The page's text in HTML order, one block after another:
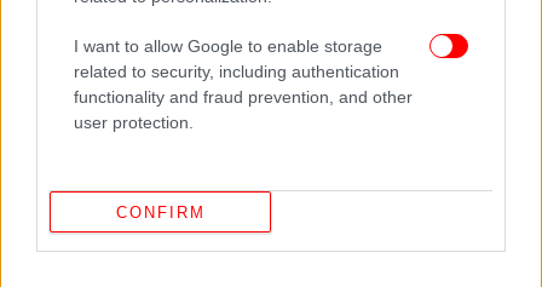
I want to allow Google to enable storage
related to security, including authentication
functionality and fraud prevention, and other
user protection.
CONFIRM
«Κοκτέιλ» από μελτέμια και ζέστη -Θα φτάσει
τους 40 βαθμούς ο υδράργυρος το
Σαββατοκύριακο